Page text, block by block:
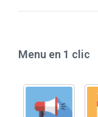
Menu en 1 clic